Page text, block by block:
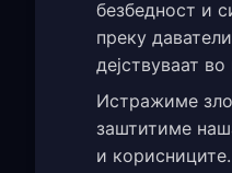
безбедност и
преку
дејствуваат
Истражиме
заштитиме
и корисниците.